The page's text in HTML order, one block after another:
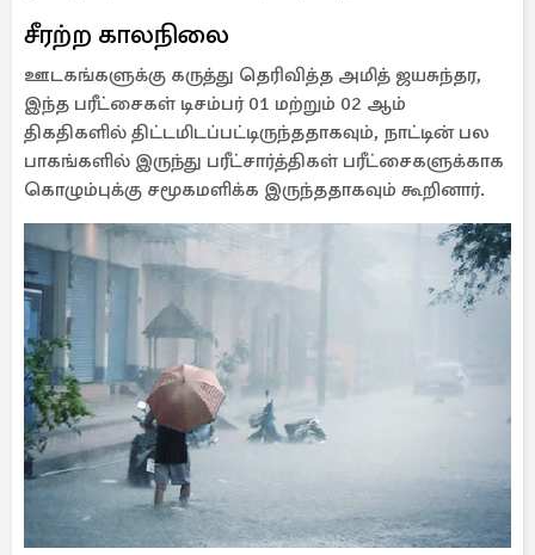
சீரற்ற காலநிலை
ஊடகங்களுக்கு கருத்து தெரிவித்த அமித் ஜயசுந்தர,
இந்த பரீட்சைகள் டிசம்பர் 01 மற்றும் 02 ஆம்
திகதிகளில் திட்டமிடப்பட்டிருந்ததாகவும், நாட்டின் பல
பாகங்களில் இருந்து பரீட்சார்த்திகள் பரீட்சைகளுக்காக
கொழும்புக்கு சமூகமளிக்க இருந்ததாகவும் கூறினார்.